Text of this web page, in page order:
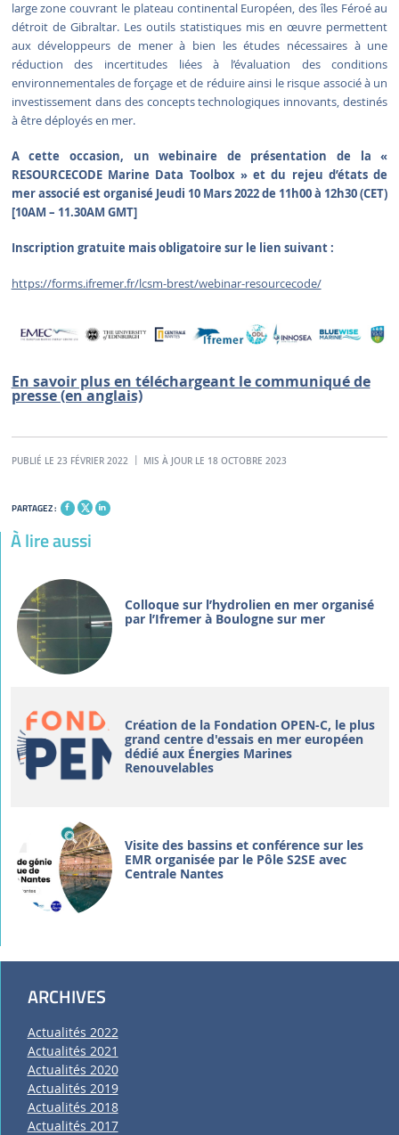
large zone couvrant le plateau continental Européen, des îles Féroé au
détroit de Gibraltar. Les outils statistiques mis en œuvre permettent
aux développeurs de mener à bien les études nécessaires à une
réduction des incertitudes liées à l’évaluation des conditions
environnementales de forçage et de réduire ainsi le risque associé à un
investissement dans des concepts technologiques innovants, destinés
à être déployés en mer.
A cette occasion, un webinaire de présentation de la «
RESOURCECODE Marine Data Toolbox » et du rejeu d’états de
mer associé est organisé Jeudi 10 Mars 2022 de 11h00 à 12h30 (CET)
[10AM – 11.30AM GMT]
Inscription gratuite mais obligatoire sur le lien suivant :
https://forms.ifremer.fr/lcsm-brest/webinar-resourcecode/
En savoir plus en téléchargeant le communiqué de
presse (en anglais)
PUBLIÉ LE 23 FÉVRIER 2022 MIS À JOUR LE 18 OCTOBRE 2023
PARTAGEZ :
À lire aussi
Colloque sur l’hydrolien en mer organisé
par l’Ifremer à Boulogne sur mer
Création de la Fondation OPEN-C, le plus
grand centre d'essais en mer européen
dédié aux Énergies Marines
Renouvelables
Visite des bassins et conférence sur les
EMR organisée par le Pôle S2SE avec
Centrale Nantes
ARCHIVES
Actualités 2022
Actualités 2021
Actualités 2020
Actualités 2019
Actualités 2018
Actualités 2017